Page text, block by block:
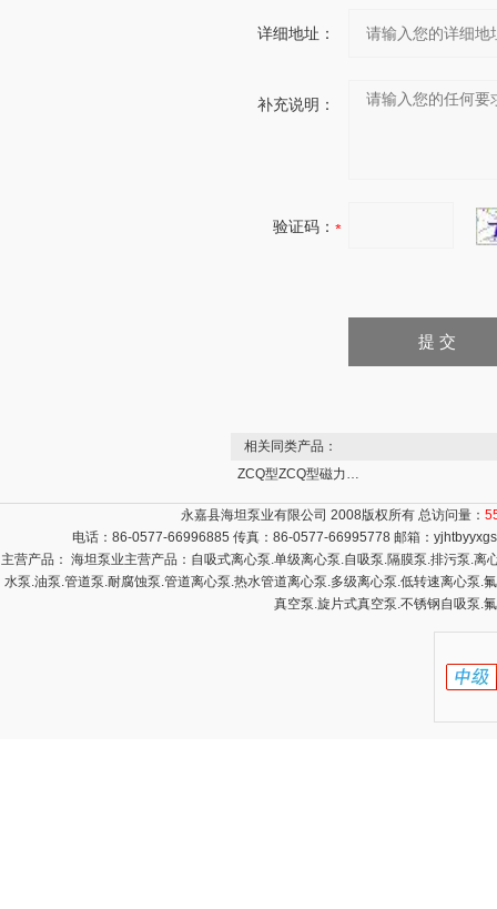
详细地址：
补充说明：
验证码：
相关同类产品：
ZCQ型ZCQ型磁力自吸泵价格
永嘉县海坦泵业有限公司 2008版权所有 总访问量：
电话：86-0577-66996885 传真：86-0577-66995778 邮箱：
主营产品： 海坦泵业主营产品：自吸式离心泵.单级离心泵.自吸泵.隔膜泵.排污泵.
水泵.油泵.管道泵.耐腐蚀泵.管道离心泵.热水管道离心泵.多级离心泵.低转速离心泵
真空泵.旋片式真空泵.不锈钢自吸泵.